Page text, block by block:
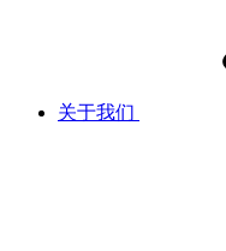
关于我们